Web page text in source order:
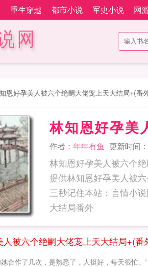
重生穿越 都市小说 军史小说 网
网
恩好孕美人被六个绝嗣大佬宠上天大结局+(番
林知恩好孕美
作者： 年年有鱼 更新时间
林知恩好孕美人被六个
提供林知恩好孕美人被
三秒记住本站：言情小说网 网址：
大结局番外
人被六个绝嗣大佬宠上天大结局+(
合作了几次，是熟悉了，人挺好，每天很忙